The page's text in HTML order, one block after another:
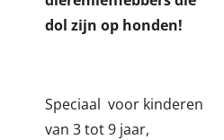
dol zijn op honden!
Speciaal voor kinderen
van 3 tot 9 jaar,